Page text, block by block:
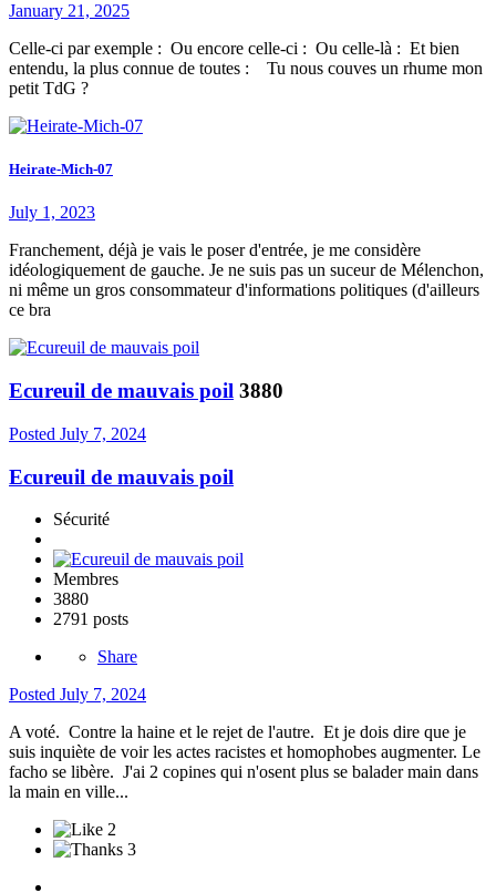
January 21, 2025
Celle-ci par exemple : Ou encore celle-ci : Ou celle-là : Et bien
entendu, la plus connue de toutes : Tu nous couves un rhume mon
petit TdG ?
Heirate-Mich-07
July 1, 2023
Franchement, déjà je vais le poser d'entrée, je me considère
idéologiquement de gauche. Je ne suis pas un suceur de Mélenchon,
ni même un gros consommateur d'informations politiques (d'ailleurs
ce bra
Ecureuil de mauvais poil 3880
Posted July 7, 2024
Ecureuil de mauvais poil
Sécurité
Membres
3880
2791 posts
Share
Posted July 7, 2024
A voté. Contre la haine et le rejet de l'autre. Et je dois dire que je
suis inquiète de voir les actes racistes et homophobes augmenter. Le
facho se libère. J'ai 2 copines qui n'osent plus se balader main dans
la main en ville...
2
3